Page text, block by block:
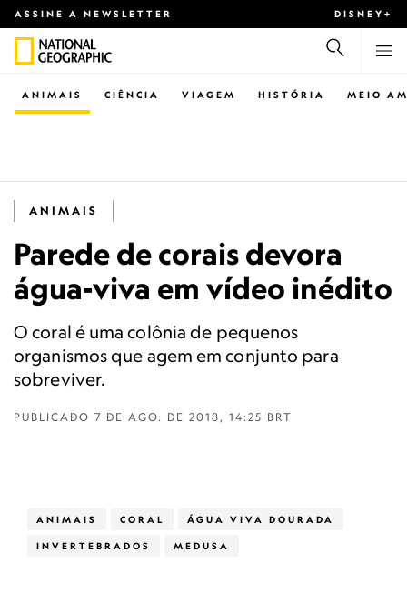
ASSINE A NEWSLETTER DISNEY+
CIÊNCIA VIAGEM
ANIMAIS HISTÓRIA MEIO
ANIMAIS
Parede de corais devora
água-viva em vídeo inédito
O coral é uma colônia de pequenos
organismos que agem em conjunto para
sobreviver.
PUBLICADO 7 DE AGO. DE 2018, 14:25 BRT
ANIMAIS CORAL ÁGUA VIVA DOURADA
INVERTEBRADOS MEDUSA